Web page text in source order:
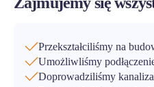
Przekształciliśmy na
Umożliwliśmy
Doprowadziliśmy